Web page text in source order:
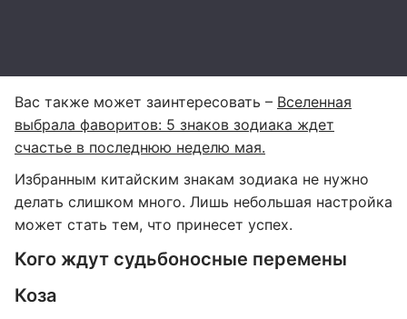
Вас также может заинтересовать – Вселенная
выбрала фаворитов: 5 знаков зодиака ждет
счастье в последнюю неделю мая.
Избранным китайским знакам зодиака не нужно
делать слишком много. Лишь небольшая настройка
может стать тем, что принесет успех.
Кого ждут судьбоносные перемены
Коза